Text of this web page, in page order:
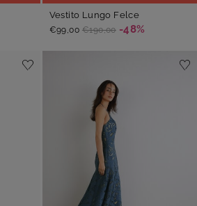
Vestito Lungo Felce
€99,00 €190,00 -48%